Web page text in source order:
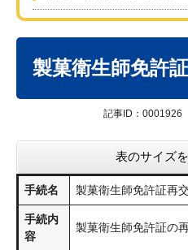
製菓衛生師免許
記事ID：0001926
表のサイズ
手続名 製菓衛生師免許証再
手続内
容
製菓衛生師免許証の